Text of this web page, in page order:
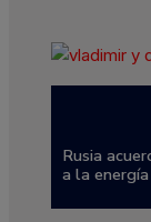
Rusia
a la